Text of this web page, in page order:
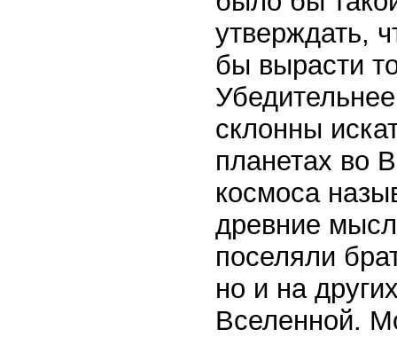
утверждать,
бы вырасти
склонны
планетах во
космоса
древние
поселяли
но и на
Вселенной.